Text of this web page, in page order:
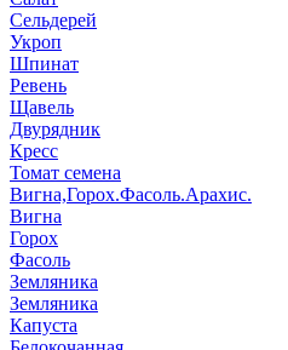
Сельдерей
Укроп
Шпинат
Ревень
Щавель
Двурядник
Кресс
Томат семена
Вигна,Горох.Фасоль.Арахис.
Вигна
Горох
Фасоль
Земляника
Земляника
Капуста